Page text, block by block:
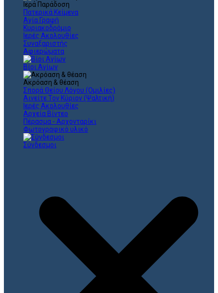
Ιερά Παράδοση
Πατερικά Κείμενα
Αγία Γραφή
Κυριακοδρόμιο
Ιερές Ακολουθίες
Συναξαριστής
Αφιερώματα
Βίοι Αγίων
Ακρόαση & θέαση
Σπορά Θείου Λόγου (Ομιλίες)
Αινείτε Τον Κύριον (Ψαλτική)
Ιερές Ακολουθίες
Αρχεία Βίντεο
Πέρασμα - Αρχονταρίκι
Φωτογραφικό υλικό
Σύνδεσμοι